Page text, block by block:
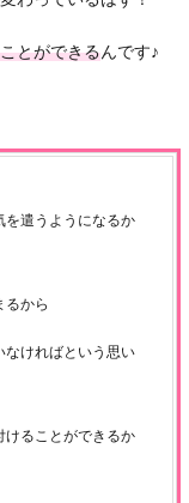
とができるんです♪
を遣うようになるか
るから
なければという思い
けることができるか